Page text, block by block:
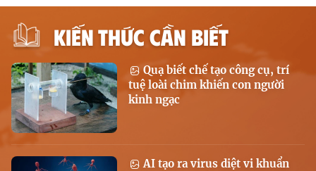
KIẾN THỨC CẦN BIẾT
Quạ biết chế tạo công cụ, trí
tuệ loài chim khiến con người
kinh ngạc
AI tạo ra virus diệt vi khuẩn